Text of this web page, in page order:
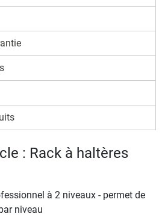
: Rack à haltères
à 2 niveaux - permet de
niveau